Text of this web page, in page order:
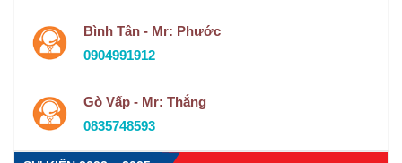
Bình Tân - Mr: Phước
0904991912
Gò Vấp - Mr: Thắng
0835748593